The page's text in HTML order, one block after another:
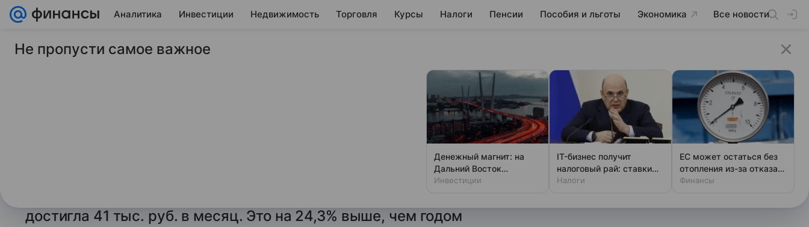
Аналитика Инвестиции Недвижимость Торговля Курсы Налоги Пенсии Пособия и льготы Экономика Все новости
30 июня 2025 Коммерсантъ
Аренда в московских коворкингах
подорожала почти на четверть в 2025
Средняя ставка аренды рабочего места в московских сервисных
достигла 41 тыс. руб. в месяц. Это на 24,3% выше, чем годом
Не пропусти самое важное
Денежный магнит: на
Дальний Восток
привлекут новые
Инвестиции
IT-бизнес получит
налоговый рай: ставки
снижают до 3%
Налоги
ЕС может остаться без
отопления из-за отказа
ФРГ закупать газ
Финансы